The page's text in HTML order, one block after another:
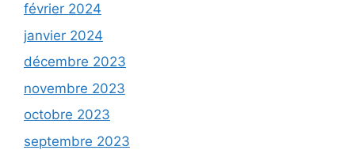
février 2024
janvier 2024
décembre 2023
novembre 2023
octobre 2023
septembre 2023